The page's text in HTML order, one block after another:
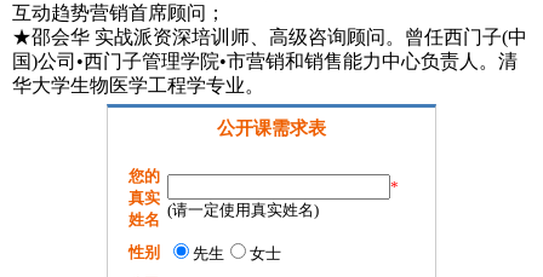
互动趋势营销首席顾问；
★邵会华 实战派资深培训师、高级咨询顾问。曾任西门子(中
国)公司•西门子管理学院•市营销和销售能力中心负责人。清
华大学生物医学工程学专业。
公开课需求表
您的
真实
姓名
*
(请一定使用真实姓名)
性别 先生
女士